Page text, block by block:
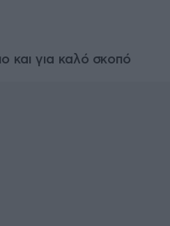
και για καλό σκοπό